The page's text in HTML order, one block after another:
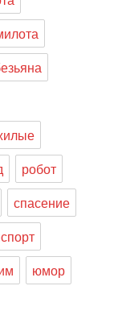
робот
спасение
юмор